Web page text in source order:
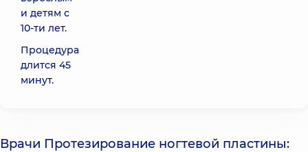
и детям с
10-ти лет.
Процедура
длится 45
минут.
Врачи Протезирование ногтевой пластины: